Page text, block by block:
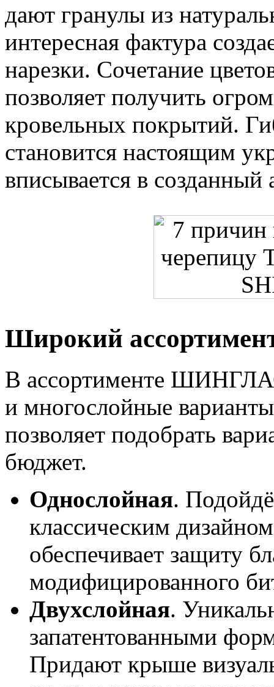
дают гранулы из
интересная фактура
нарезки. Сочетание
позволяет получить
кровельных покрытий.
становится настоящим
вписывается в созданный
Широкий
В ассортименте
и многослойные
позволяет подобрать
бюджет.
Однослойная.
классическим
обеспечивает защиту
модифицированного
Двухслойная.
запатентованными
Придают крыше